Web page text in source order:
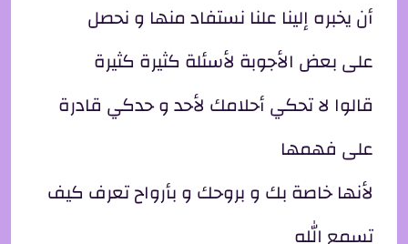
أن يخبره إلينا علنا نستفاد منها و نحصل
على بعض الأجوبة لأسئلة كثيرة كثيرة
قالوا لا تحكي أحلامك لأحد و حدكي قادرة
على فهمها
لأنها خاصة بك و بروحك و بأرواح تعرف كيف
تسمع الله